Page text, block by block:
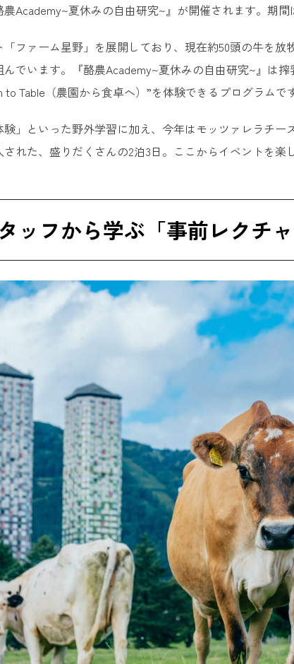
Academy~夏休みの自由研究~』が開催されます。期間
ファーム星野」を展開しており、現在約50頭の牛を
でいます。『酪農Academy~夏休みの自由研究~』は
Table（農園から食卓へ）”を体験できるプログラムで
」といった野外学習に加え、今年はモッツァレラチー
れた、盛りだくさんの2泊3日。ここからイベントを楽
フから学ぶ「事前レクチャ